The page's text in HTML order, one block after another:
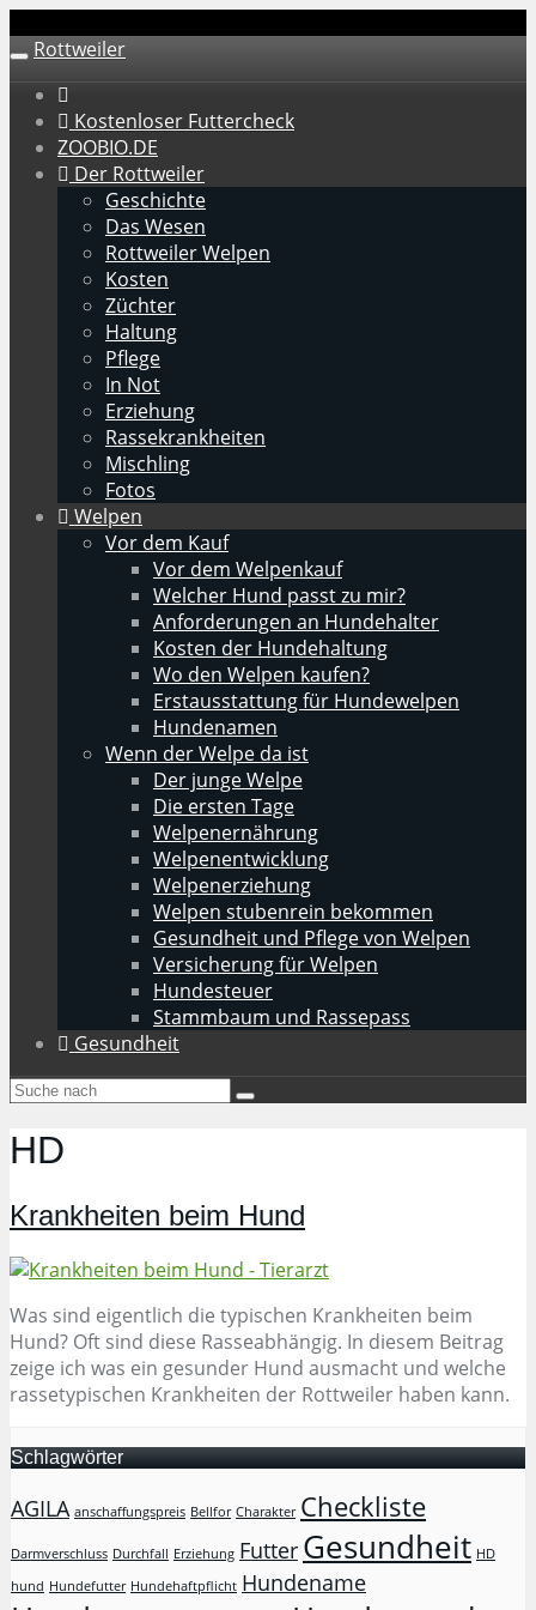
to
content
Toggle
navigation
Rottweiler
Kostenloser Futtercheck
ZOOBIO.DE
Der Rottweiler
Geschichte
Das Wesen
Rottweiler Welpen
Kosten
Züchter
Haltung
Pflege
In Not
Erziehung
Rassekrankheiten
Mischling
Fotos
Welpen
Vor dem Kauf
Vor dem Welpenkauf
Welcher Hund passt zu mir?
Anforderungen an Hundehalter
Kosten der Hundehaltung
Wo den Welpen kaufen?
Erstausstattung für Hundewelpen
Hundenamen
Wenn der Welpe da ist
Der junge Welpe
Die ersten Tage
Welpenernährung
Welpenentwicklung
Welpenerziehung
Welpen stubenrein bekommen
Gesundheit und Pflege von Welpen
Versicherung für Welpen
Hundesteuer
Stammbaum und Rassepass
Gesundheit
HD
Krankheiten beim Hund
Was sind eigentlich die typischen Krankheiten beim
Hund? Oft sind diese Rasseabhängig. In diesem Beitrag
zeige ich was ein gesunder Hund ausmacht und welche
rassetypischen Krankheiten der Rottweiler haben kann.
Schlagwörter
AGILA anschaffungspreis Bellfor Charakter Checkliste
Darmverschluss Durchfall Erziehung Futter Gesundheit HD
hund Hundefutter Hundehaftpflicht Hundename